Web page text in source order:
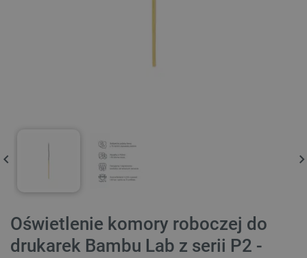
Oświetlenie komory roboczej do
drukarek Bambu Lab z serii P2 -